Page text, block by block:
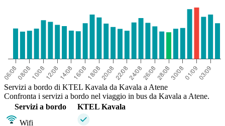
Servizi a bordo di KTEL Kavala da Kavala a Atene
Confronta i servizi a bordo nel viaggio in bus da Kavala a Atene.
Servizi a bordo
KTEL Kavala
Wifi